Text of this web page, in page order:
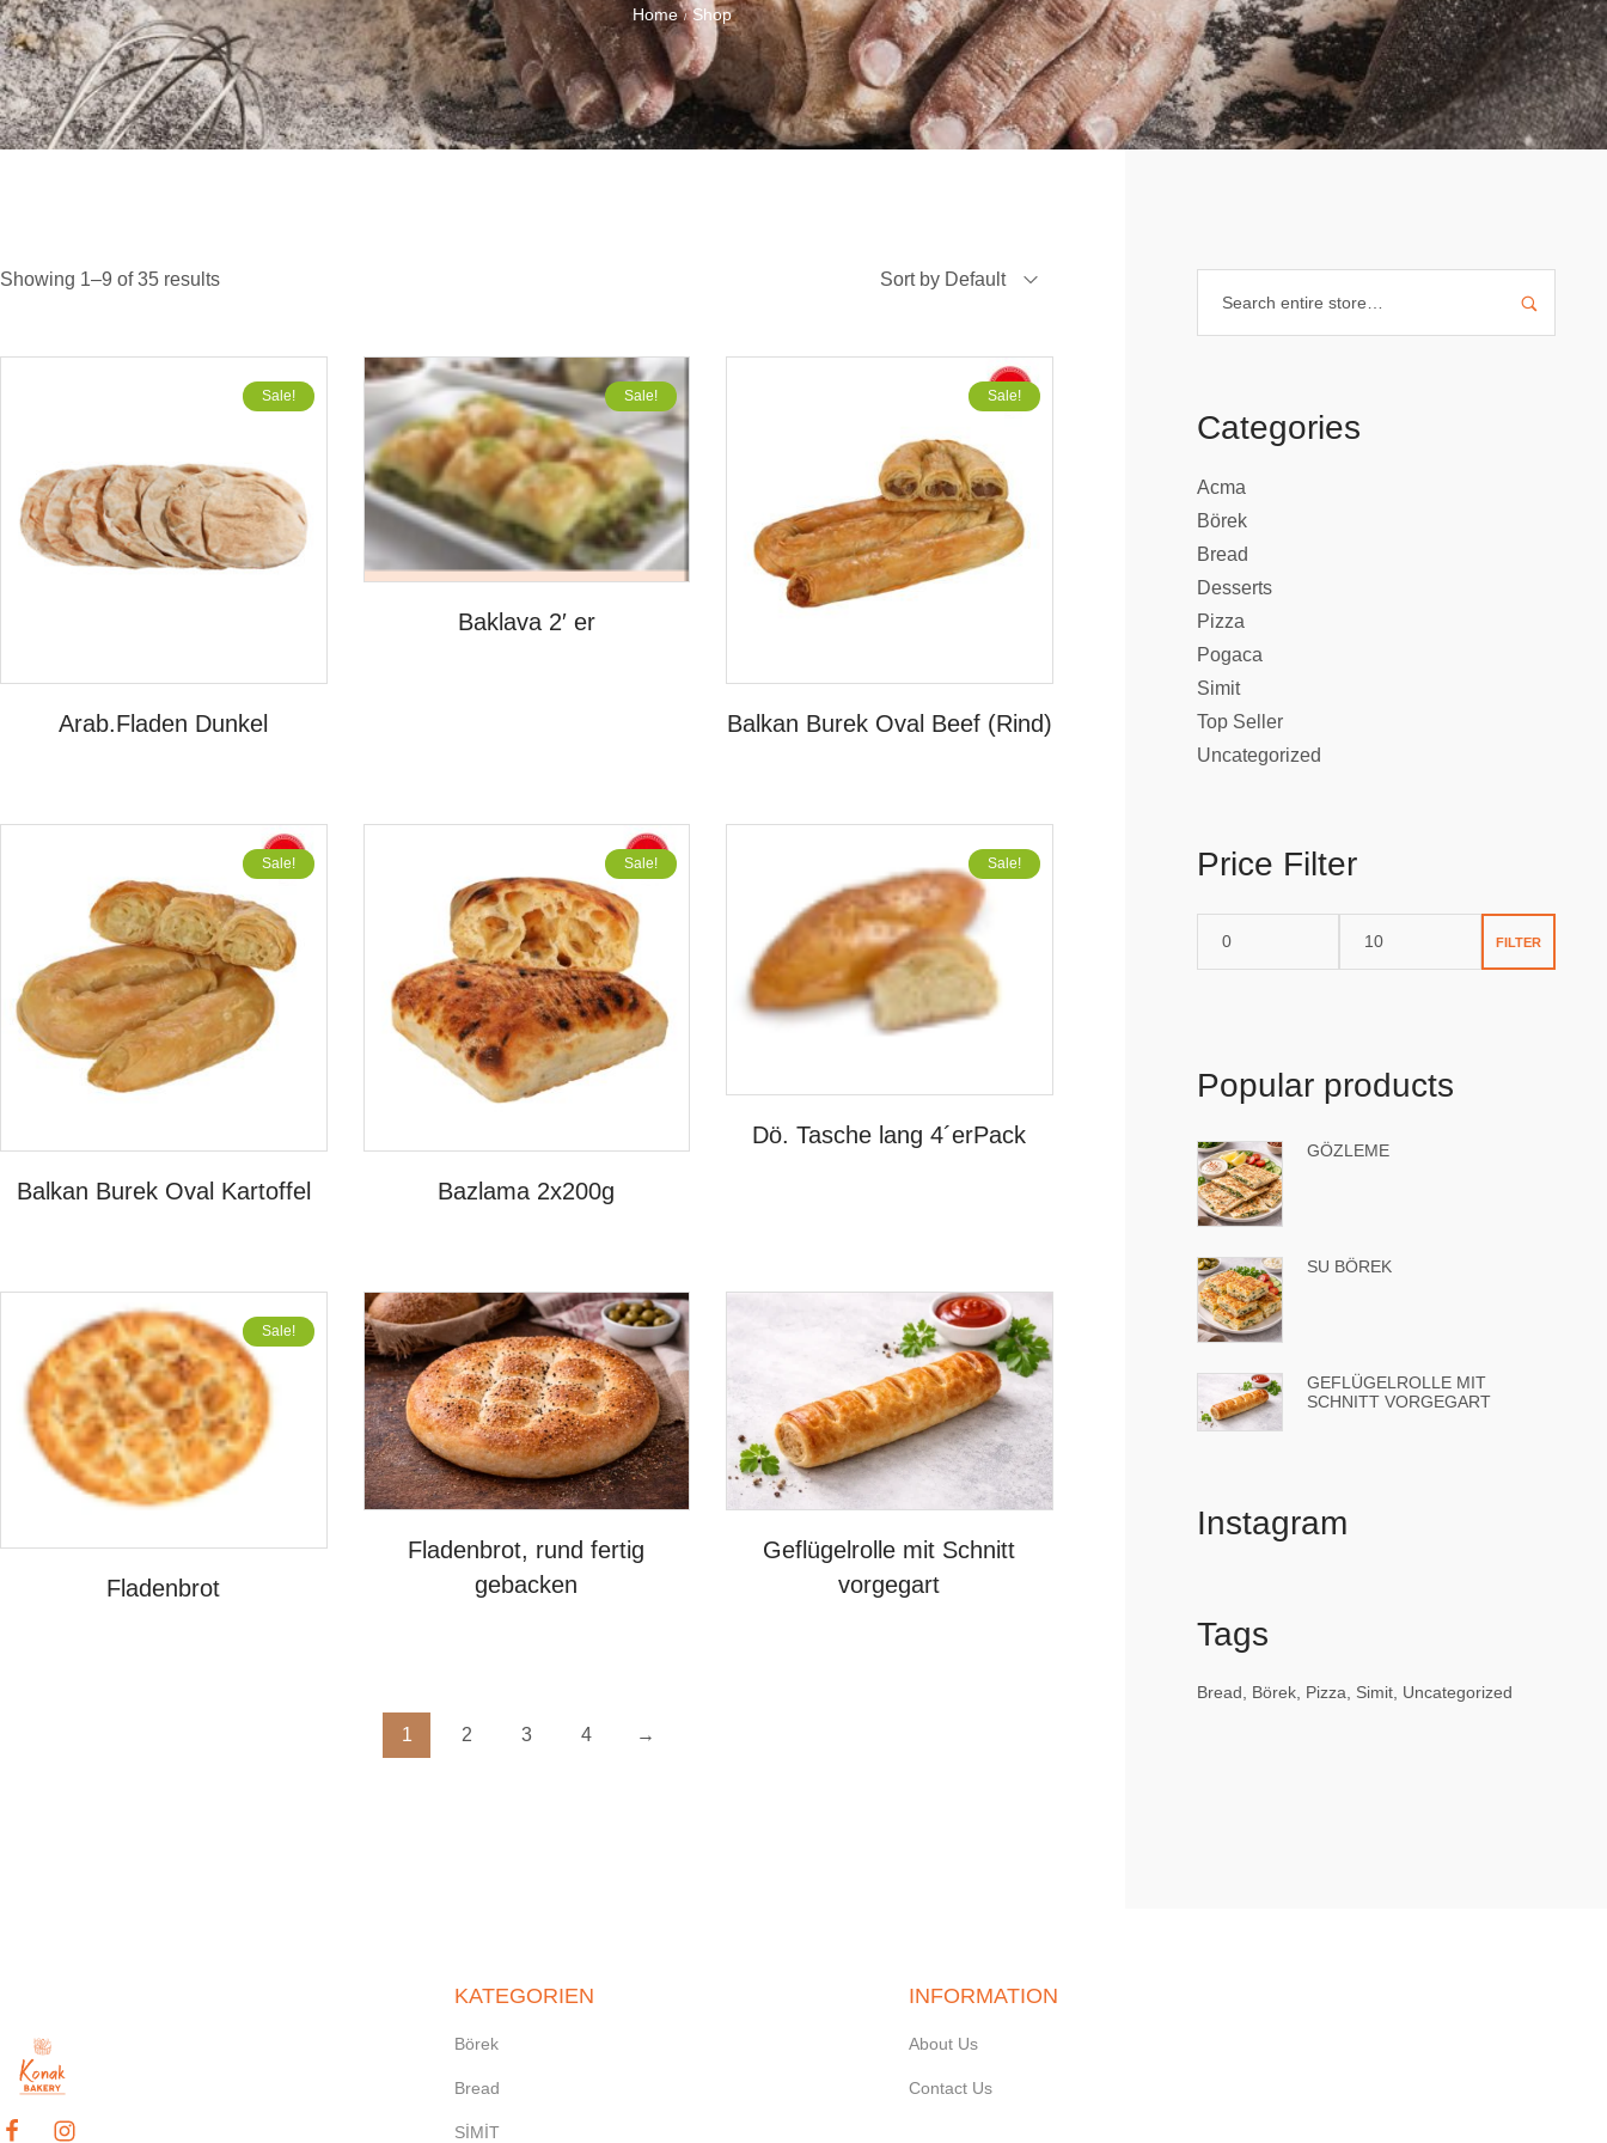
Home / Shop
Showing 1–9 of 35 results Sort by Default
Sale!
Arab.Fladen Dunkel
Sale!
Baklava 2′ er
Sale!
Balkan Burek Oval Beef (Rind)
Sale!
Balkan Burek Oval Kartoffel
Sale!
Bazlama 2x200g
Sale!
Dö. Tasche lang 4´erPack
Sale!
Fladenbrot
Fladenbrot, rund fertig
gebacken
Geflügelrolle mit Schnitt
vorgegart
1 2 3 4 →
Categories
Acma
Börek
Bread
Desserts
Pizza
Pogaca
Simit
Top Seller
Uncategorized
Price Filter
FILTER
Popular products
GÖZLEME
SU BÖREK
GEFLÜGELROLLE MIT
SCHNITT VORGEGART
Instagram
Tags
Bread Börek Pizza Simit Uncategorized
KATEGORIEN
Börek
Bread
SİMİT
INFORMATION
About Us
Contact Us